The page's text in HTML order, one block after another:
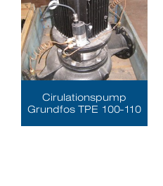
Cirulationspump
Grundfos TPE 100-110